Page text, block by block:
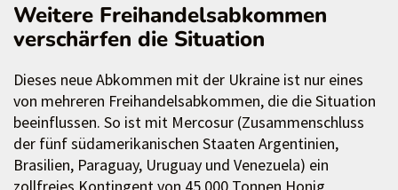
Weitere Freihandelsabkommen
verschärfen die Situation
Dieses neue Abkommen mit der Ukraine ist nur eines
von mehreren Freihandelsabkommen, die die Situation
beeinflussen. So ist mit Mercosur (Zusammenschluss
der fünf südamerikanischen Staaten Argentinien,
Brasilien, Paraguay, Uruguay und Venezuela) ein